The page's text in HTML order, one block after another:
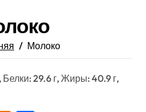
Молоко
Белки: 29.6 г, Жиры: 40.9 г,